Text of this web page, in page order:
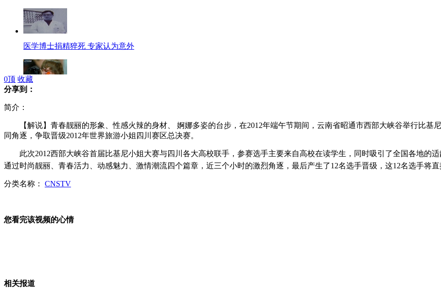
医学博士捐精猝死 专家认为意外
新秀丽行李箱致癌物超标
0顶 收藏
分享到：
简介：
【解说】青春靓丽的形象、性感火辣的身材、 婀娜多姿的台步，在2012年端午节期间，云南省昭通市西部大峡谷举行比基
同角逐，争取晋级2012年世界旅游小姐四川赛区总决赛。
此次2012西部大峡谷首届比基尼小姐大赛与四川各大高校联手，参赛选手主要来自高校在读学生，同时吸引了全国各地的适
通过时尚靓丽、青春活力、动感魅力、激情潮流四个篇章，近三个小时的激烈角逐，最后产生了12名选手晋级，这12名选手将
分类名称： CNSTV
您看完该视频的心情
相关报道